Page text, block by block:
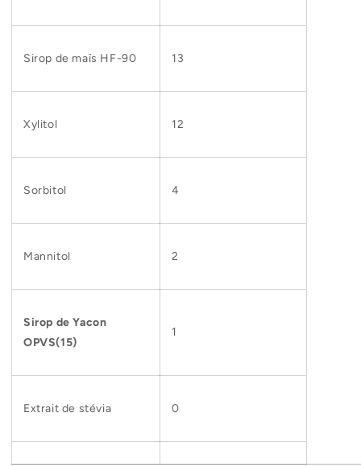
Sirop de maïs HF-90 13
Xylitol 12
Sorbitol 4
Mannitol 2
Sirop de Yacon
OPVS(15)
1
Extrait de stévia 0